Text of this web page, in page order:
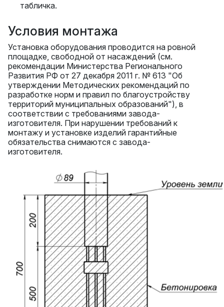
табличка.
Условия монтажа
Установка оборудования проводится на ровной
площадке, свободной от насаждений (см.
рекомендации Министерства Регионального
Развития РФ от 27 декабря 2011 г. № 613 "Об
утверждении Методических рекомендаций по
разработке норм и правил по благоустройству
территорий муниципальных образований"), в
соответствии с требованиями завода-
изготовителя. При нарушении требований к
монтажу и установке изделий гарантийные
обязательства снимаются с завода-
изготовителя.